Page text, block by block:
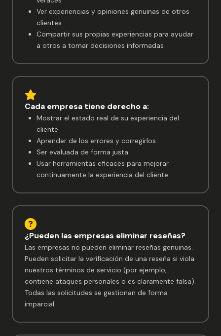
Ver experiencias y opiniones genuinas de otros
clientes
Compartir sus propias experiencias para ayudar
a otros a tomar decisiones informadas
Cada empresa tiene derecho a:
Mostrar el estado real de su experiencia del
cliente
Aprender de los errores y corregirlos
Ser evaluada de forma justa
Usar herramientas eficaces para mejorar
continuamente la experiencia del cliente
¿Pueden las empresas eliminar reseñas?
Las empresas no pueden eliminar reseñas genuinas.
Pueden solicitar la verificación de una reseña si viola
nuestros términos de servicio (por ejemplo,
contiene ataques personales o es claramente falsa).
Todas las solicitudes se gestionan de forma
imparcial.